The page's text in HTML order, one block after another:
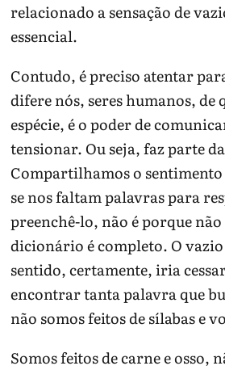
relacionado a sensação de
essencial.
Contudo, é preciso atentar
difere nós, seres humanos, de
espécie, é o poder de
tensionar. Ou seja, faz parte
Compartilhamos o
se nos faltam palavras para
preenchê-lo, não é porque não
dicionário é completo. O
sentido, certamente, iria
encontrar tanta palavra que
não somos feitos de sílabas e
Somos feitos de carne e osso,